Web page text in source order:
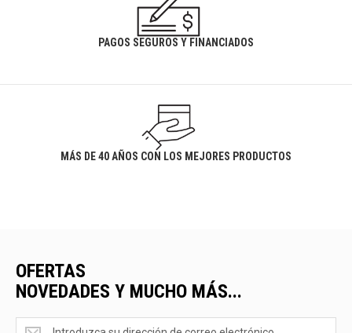
PAGOS SEGUROS Y FINANCIADOS
MÁS DE 40 AÑOS CON LOS MEJORES PRODUCTOS
OFERTAS
NOVEDADES Y MUCHO MÁS...
Ofertas